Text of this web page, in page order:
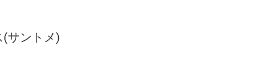
(サントメ)